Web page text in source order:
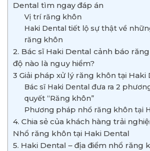
Dental tìm ngay đáp án
Vị trí răng khôn
Haki Dental tiết lộ sự thật về
răng khôn
2. Bác sĩ Haki Dental cảnh báo
độ nào là nguy hiểm?
3 Giải pháp xử lý răng khôn tại Haki
Bác sĩ Haki Dental đưa ra 2
quyết “Răng khôn”
Phương pháp nhổ răng khôn tại
4. Chia sẻ của khách hàng trải
Nhổ răng khôn tại Haki Dental
5. Haki Dental – địa điểm nhổ răng